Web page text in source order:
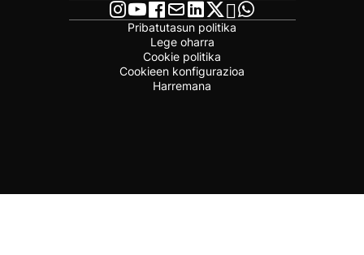
Pribatutasun politika
Lege oharra
Cookie politika
Cookieen konfigurazioa
Harremana